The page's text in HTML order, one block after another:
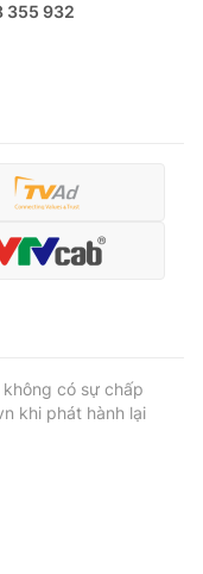
355 932
có sự chấp
khi phát hành lại